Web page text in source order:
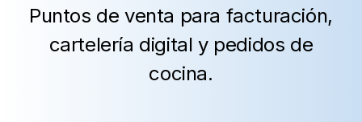
Puntos de venta para facturación,
cartelería digital y pedidos de
cocina.